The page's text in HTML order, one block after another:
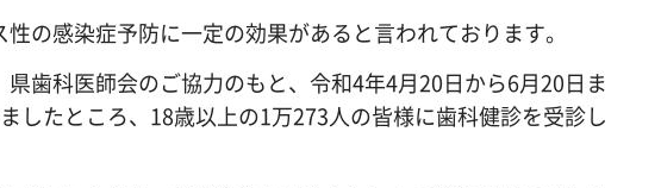
の感染症予防に一定の効果があると言われております。
歯科医師会のご協力のもと、令和4年4月20日から6月20日ま
したところ、18歳以上の1万273人の皆様に歯科健診を受診し